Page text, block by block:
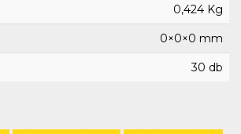
0,424 Kg
0×0×0 mm
30 db